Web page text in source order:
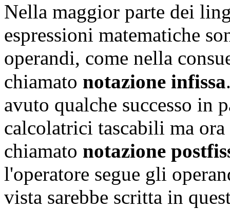
Nella maggior parte dei
espressioni matematiche
operandi, come nella
chiamato notazione infissa
avuto qualche successo in
calcolatrici tascabili ma ora
chiamato notazione
l'operatore segue gli
vista sarebbe scritta in